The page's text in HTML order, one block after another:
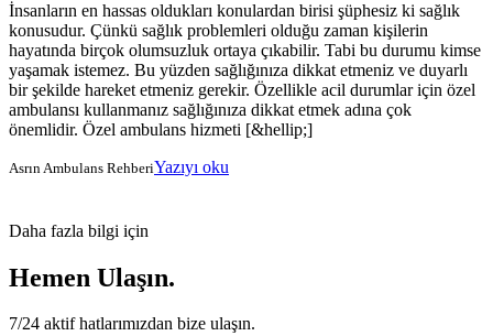
İnsanların en hassas oldukları konulardan birisi şüphesiz ki sağlık
konusudur. Çünkü sağlık problemleri olduğu zaman kişilerin
hayatında birçok olumsuzluk ortaya çıkabilir. Tabi bu durumu kimse
yaşamak istemez. Bu yüzden sağlığınıza dikkat etmeniz ve duyarlı
bir şekilde hareket etmeniz gerekir. Özellikle acil durumlar için özel
ambulansı kullanmanız sağlığınıza dikkat etmek adına çok
önemlidir. Özel ambulans hizmeti [&hellip;]
Asrın Ambulans RehberiYazıyı oku
Daha fazla bilgi için
Hemen Ulaşın.
7/24 aktif hatlarımızdan bize ulaşın.